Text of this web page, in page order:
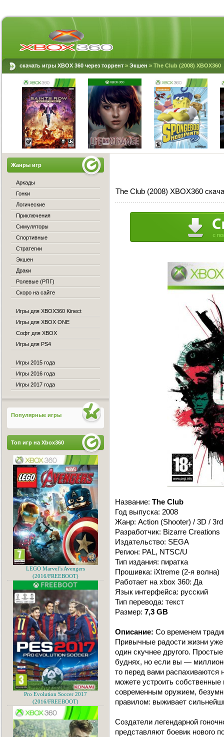
скачать игры XBOX 360 через торрент » Экшен » The Club (2008) XBOX360
The Club (2008) XBOX360
Название: The Club
Год выпуска: 2008
Жанр: Action (Shooter) / 3D /
Разработчик: Bizarre Creations
Издательство: SEGA
Регион: PAL, NTSC/U
Тип издания: пиратка
Прошивка: iXtreme (2-я волна)
Работает на xbox 360: Да
Язык интерфейса: русский
Тип перевода: текст
Размер: 7,3 GB
Описание: Со временем
Привычные радости жизни
один скучнее другого.
буднях, но если вы —
то перед вами распахиваются
можете устроить
современным оружием,
правилом: выживает
Создатели легендарной
представляют боевик нового
Жанры игр
Аркады
Гонки
Логические
Приключения
Симуляторы
Спортивные
Стратегии
Экшен
Драки
Ролевые (РПГ)
Скоро на сайте
Игры для XBOX360 Kinect
Игры для XBOX ONE
Софт для XBOX
Игры для PS4
Игры 2015 года
Игры 2016 года
Игры 2017 года
Популярные игры
Топ игр на Xbox360
LEGO Marvel’s Avengers
(2016/FREEBOOT)
Pro Evolution Soccer 2017
(2016/FREEBOOT)